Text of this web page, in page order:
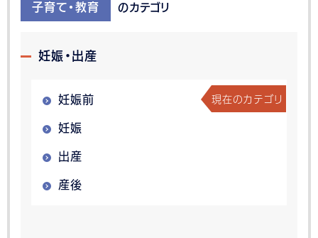
子育て・教育 のカテゴリ
妊娠・出産
妊娠前 現在のカテゴリ
妊娠
出産
産後